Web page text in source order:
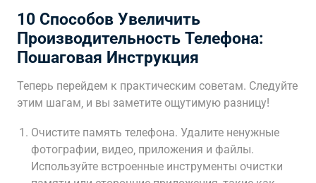
10 Способов Увеличить
Производительность Телефона:
Пошаговая Инструкция
Теперь перейдем к практическим советам. Следуйте
этим шагам‚ и вы заметите ощутимую разницу!
Очистите память телефона. Удалите ненужные
фотографии‚ видео‚ приложения и файлы.
Используйте встроенные инструменты очистки